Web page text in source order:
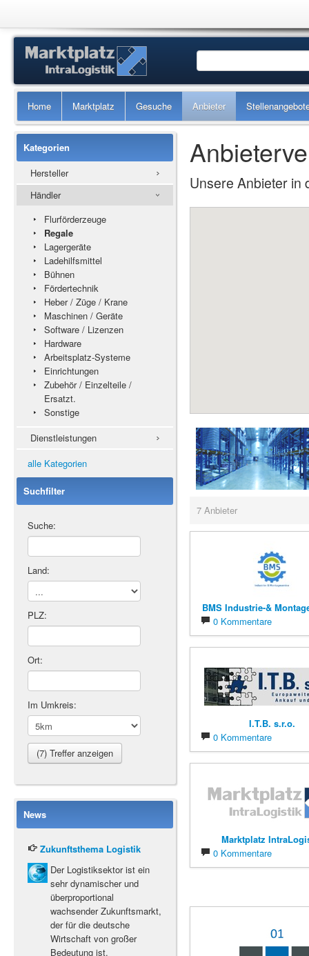
Home Marktplatz Gesuche Anbieter
Kategorien
Hersteller
Händler
Flurförderzeuge
Regale
Lagergeräte
Ladehilfsmittel
Bühnen
Fördertechnik
Heber / Züge / Krane
Maschinen / Geräte
Software / Lizenzen
Hardware
Arbeitsplatz-Systeme
Einrichtungen
Zubehör / Einzelteile /
Ersatzt.
Sonstige
Dienstleistungen
alle Kategorien
Suchfilter
Suche:
Land:
PLZ:
Ort:
Im Umkreis:
News
Zukunftsthema Logistik
Der Logistiksektor ist ein
sehr dynamischer und
überproportional
wachsender Zukunftsmarkt,
der für die deutsche
Wirtschaft von großer
Bedeutung ist.
Unsere Anbieter in
7 Anbieter
BMS Industrie-&
0 Kommentare
I.T.B. s.r.o.
0 Kommentare
Marktplatz
0 Kommentare